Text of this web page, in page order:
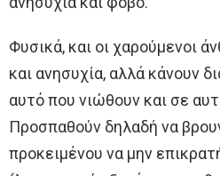
Φυσικά, και οι χαρούμενοι
και ανησυχία, αλλά κάνουν
αυτό που νιώθουν και σε
Προσπαθούν δηλαδή να
προκειμένου να μην